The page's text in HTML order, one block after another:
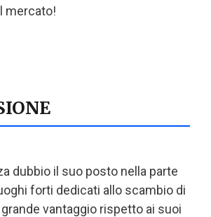
mercato!
dubbio il suo posto nella parte
forti dedicati allo scambio di
vantaggio rispetto ai suoi